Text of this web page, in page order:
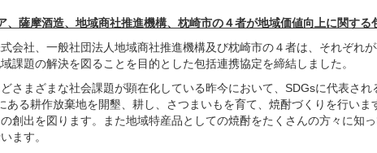
、薩摩酒造、地域商社推進機構、枕崎市の４者が地域価値向上に関する
会社、一般社団法人地域商社推進機構及び枕崎市の４者は、それぞれ
課題の解決を図ることを目的とした包括連携協定を締結しました。
さまざまな社会課題が顕在化している昨今において、 SDGsに代表され
ある耕作放棄地を開墾、耕し、さつまいもを育て、焼酎づくりを行い
創出を図ります。また地域特産品としての焼酎をたくさんの方々に知
ます。